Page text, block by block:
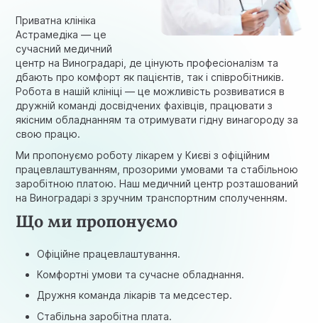
Приватна клініка
Астрамедіка — це
сучасний медичний
центр на Виноградарі, де цінують професіоналізм та
дбають про комфорт як пацієнтів, так і співробітників.
Робота в нашій клініці — це можливість розвиватися в
дружній команді досвідчених фахівців, працювати з
якісним обладнанням та отримувати гідну винагороду за
свою працю.
Ми пропонуємо роботу лікарем у Києві з офіційним
працевлаштуванням, прозорими умовами та стабільною
заробітною платою. Наш медичний центр розташований
на Виноградарі з зручним транспортним сполученням.
Що ми пропонуємо
Офіційне працевлаштування.
Комфортні умови та сучасне обладнання.
Дружня команда лікарів та медсестер.
Стабільна заробітна плата.